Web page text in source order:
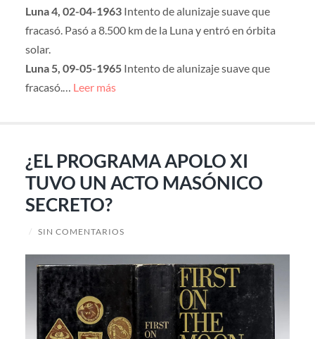
Luna 4, 02-04-1963 Intento de alunizaje suave que
fracasó. Pasó a 8.500 km de la Luna y entró en órbita
solar.
Luna 5, 09-05-1965 Intento de alunizaje suave que
fracasó.… Leer más
¿EL PROGRAMA APOLO XI
TUVO UN ACTO MASÓNICO
SECRETO?
/ SIN COMENTARIOS